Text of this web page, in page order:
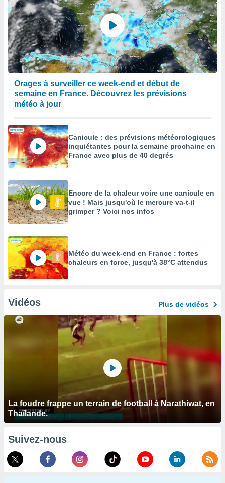
Orages à surveiller ce week-end et début de
semaine en France. Découvrez les prévisions
météo à jour
Canicule : des prévisions météorologiques
inquiétantes pour la semaine prochaine en
France avec plus de 40 degrés
Encore de la chaleur voire une canicule en
vue ! Mais jusqu'où le mercure va-t-il
grimper ? Voici nos infos
Météo du week-end en France : fortes
chaleurs en force, jusqu'à 38°C attendus
Vidéos Plus de vidéos
La foudre frappe un terrain de football à Narathiwat, en
Thaïlande.
Suivez-nous